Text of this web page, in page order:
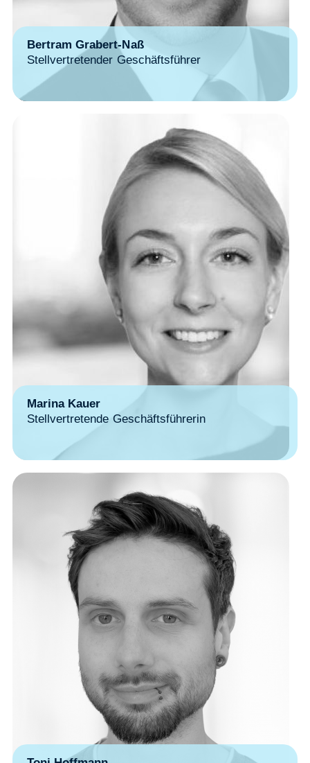
Bertram Grabert-Naß
Stellvertretender Geschäftsführer
Marina Kauer
Stellvertretende Geschäftsführerin